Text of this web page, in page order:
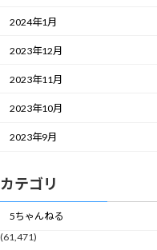
2024年1月
2023年12月
2023年11月
2023年10月
2023年9月
カテゴリ
5ちゃんねる
(61,471)